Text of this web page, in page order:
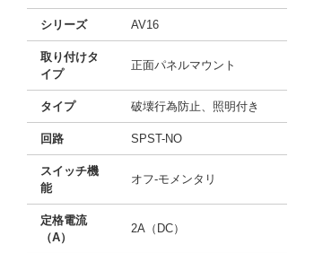
シリーズ AV16
取り付けタ
イプ
正面パネルマウント
タイプ 破壊行為防止、照明付き
回路 SPST-NO
スイッチ機
能
オフ-モメンタリ
定格電流
（A）
2A（DC）